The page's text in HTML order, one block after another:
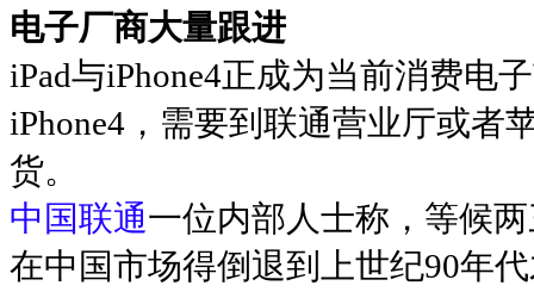
电子厂商大量跟进
iPad与iPhone4正成为当前消费电
iPhone4，需要到联通营业厅或者
货。
中国联通一位内部人士称，等候
在中国市场得倒退到上世纪90年